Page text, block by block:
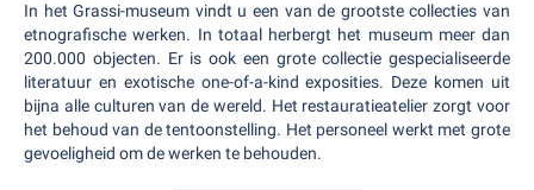
In het Grassi-museum vindt u een van de grootste collecties van
etnografische werken. In totaal herbergt het museum meer dan
200.000 objecten. Er is ook een grote collectie gespecialiseerde
literatuur en exotische one-of-a-kind exposities. Deze komen uit
bijna alle culturen van de wereld. Het restauratieatelier zorgt voor
het behoud van de tentoonstelling. Het personeel werkt met grote
gevoeligheid om de werken te behouden.